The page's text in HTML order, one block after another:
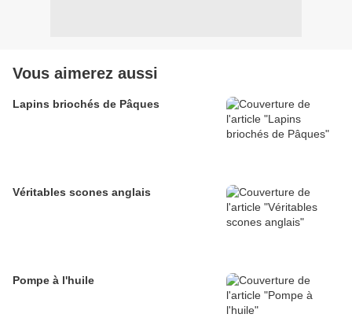
Vous aimerez aussi
Lapins briochés de Pâques
Véritables scones anglais
Pompe à l'huile